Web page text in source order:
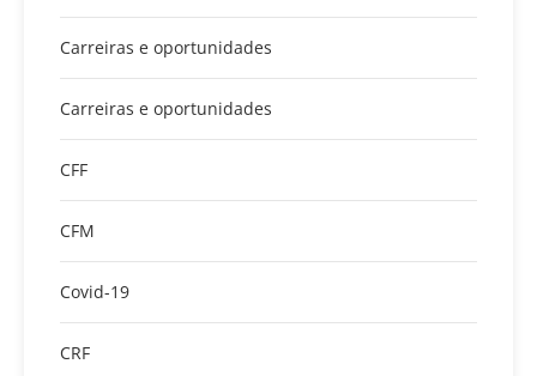
Carreiras e oportunidades
Carreiras e oportunidades
CFF
CFM
Covid-19
CRF